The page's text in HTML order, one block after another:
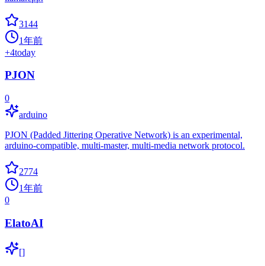
3144
1年前
+4today
PJON
0
arduino
PJON (Padded Jittering Operative Network) is an experimental,
arduino-compatible, multi-master, multi-media network protocol.
2774
1年前
0
ElatoAI
[]